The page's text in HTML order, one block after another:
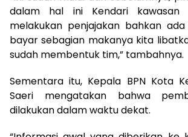
dalam hal ini Kendari kawasan
melakukan penjajakan bahkan
bayar sebagian makanya kita
sudah membentuk tim,” tambahnya.
Sementara itu, Kepala BPN Kota
Saeri mengatakan bahwa
dilakukan dalam waktu dekat.